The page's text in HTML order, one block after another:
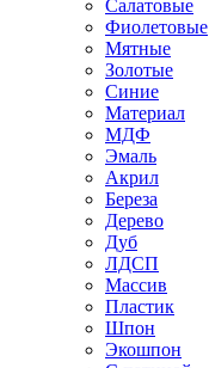
Салатовые
Фиолетовые
Мятные
Золотые
Синие
Материал
МДФ
Эмаль
Акрил
Береза
Дерево
Дуб
ЛДСП
Массив
Пластик
Шпон
Экошпон